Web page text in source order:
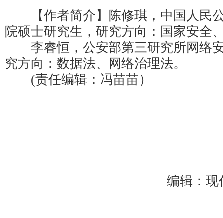
【作者简介】陈修琪，中国人民
院硕士研究生，研究方向：国家安全
李睿恒，公安部第三研究所网络
究方向：数据法、网络治理法。
(责任编辑：冯苗苗）
编辑：